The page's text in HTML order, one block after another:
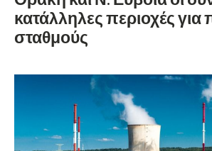
κατάλληλες περιοχές για
σταθμούς